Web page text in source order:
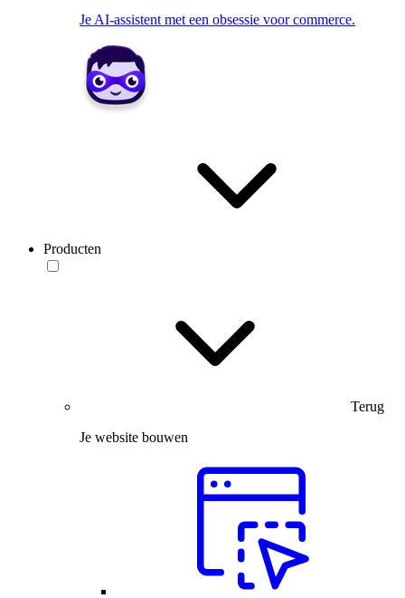
Je AI-assistent met een obsessie voor commerce.
Producten
Terug
Je website bouwen